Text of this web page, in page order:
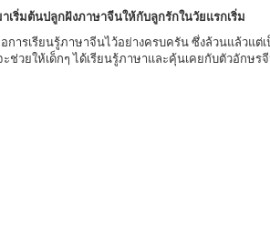
มต้นปลูกฝังภาษาจีนให้กับลูกรักในวัยแรกเริ่ม
ารเรียนรู้ภาษาจีนไว้อย่างครบครัน ซึ่งล้วนแล้วแ
วยให้เด็กๆ ได้เรียนรู้ภาษาและคุ้นเคยกับตัวอักษ